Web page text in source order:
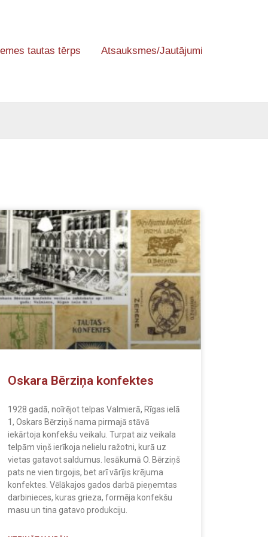
tautas tērps Atsauksmes/Jautājumi
Oskara Bērziņa konfektes
1928 gadā, noīrējot telpas Valmierā, Rīgas ielā
1, Oskars Bērziņš nama pirmajā stāvā
iekārtoja konfekšu veikalu. Turpat aiz veikala
telpām viņš ierīkoja nelielu ražotni, kurā uz
vietas gatavot saldumus. Iesākumā O. Bērziņš
pats ne vien tirgojis, bet arī vārījis krējuma
konfektes. Vēlākajos gados darbā pieņemtas
darbinieces, kuras grieza, formēja konfekšu
masu un tina gatavo produkciju.